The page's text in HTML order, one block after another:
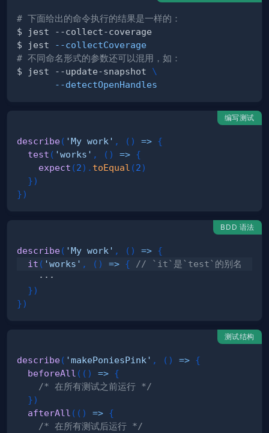
# 下面给出的命令执行的结果是一样的：
$ jest
--collectCoverage
# 不同命名形式的参数还可以混用，如：
$ jest --update-snapshot \
--detectOpenHandles
编写测试
describe( 'My work' , ( ) => {
test ( 'works' , ( ) => {
expect (2) . toEqual (2)
})
})
BDD 语法
describe( 'My work' , ( ) => {
it ( 'works' , ( ) => {
// `it`是`test`的别名
})
})
测试结构
describe( 'makePoniesPink' , ( ) => {
beforeAll ( ( ) => {
/* 在所有测试之前运行 */
})
afterAll ( ( ) => {
/* 在所有测试后运行 */